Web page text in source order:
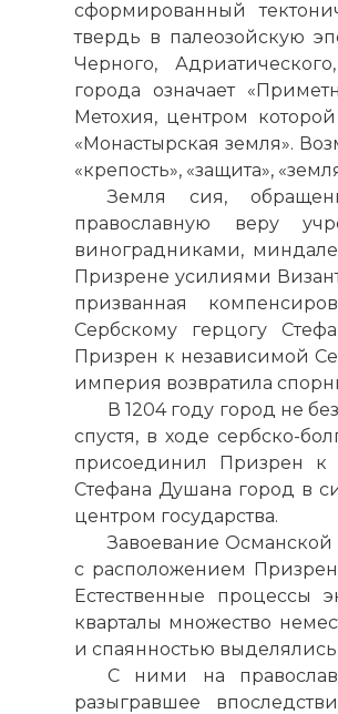
сформированный
твердь в палеозойскую
Черного,
города означает
Метохия, центром
«Монастырская земля».
«крепость», «защита»,
Земля сия,
православную веру
виноградниками,
Призрене усилиями
призванная
Сербскому герцогу
Призрен к независимой
империя возвратила
В 1204 году город не
спустя, в ходе сербско-
присоединил Призрен к
Стефана Душана город в
центром государства.
Завоевание Османской
с расположением
Естественные процессы
кварталы множество
и спаянностью
С ними на
разыгравшее